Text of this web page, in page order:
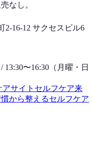
なし。
2-16-12 サクセスビル6
13:30〜16:30（月曜・日
サイト セルフケア来
から整えるセルフケア